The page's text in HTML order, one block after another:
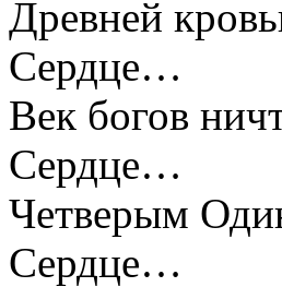
Древней
Сердце…
Век богов
Сердце…
Четверым
Сердце…